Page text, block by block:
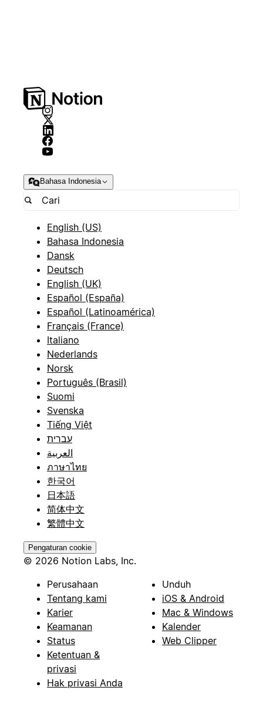
Bahasa Indonesia
English (US)
Bahasa Indonesia
Dansk
Deutsch
English (UK)
Español (España)
Español (Latinoamérica)
Français (France)
Italiano
Nederlands
Norsk
Português (Brasil)
Suomi
Svenska
Tiếng Việt
עברית
العربية
ภาษาไทย
한국어
日本語
简体中文
繁體中文
Pengaturan cookie
© 2026 Notion Labs, Inc.
Perusahaan
Tentang kami
Karier
Keamanan
Status
Ketentuan &
privasi
Hak privasi Anda
Unduh
iOS & Android
Mac & Windows
Kalender
Web Clipper